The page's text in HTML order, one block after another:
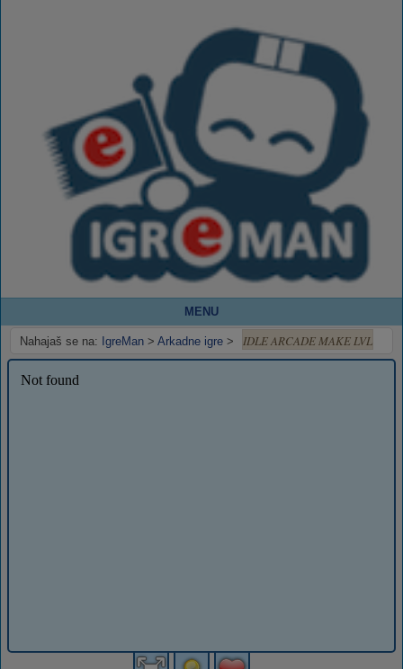
MENU
Nahajaš se na: IgreMan > Arkadne igre > IDLE ARCADE MAKE LVL